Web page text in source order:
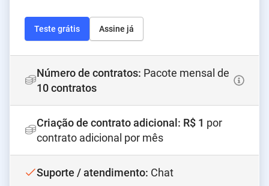
Teste grátis Assine já
Número de contratos: Pacote mensal de
10 contratos
Criação de contrato adicional : R$ 1 por
contrato adicional por mês
Suporte / atendimento: Chat